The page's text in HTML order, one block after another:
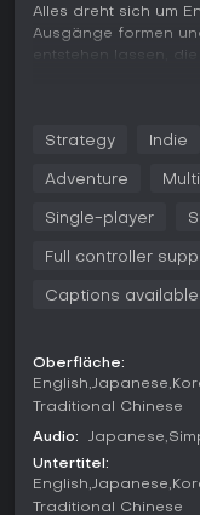
Alles dreht sich um
Ausgänge formen
entstehen lassen,
Erzählung mit Full-
Perspektive triffst
Schulden deines
balancieren musst.
belohnen gründliche
und Interaktionen.
Echte Schauspieler
Gespräche und
und motiviert mit
Strategy Indie
Adventure
Single-player
Full controller
Captions available
Oberfläche:
English Japanese
Traditional Chinese
Audio: Japanese
Untertitel:
English Japanese
Traditional Chinese